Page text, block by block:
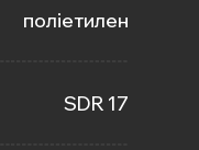
поліетилен
SDR 17